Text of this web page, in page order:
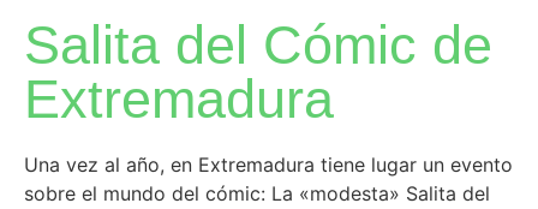
Salita del Cómic de
Extremadura
Una vez al año, en Extremadura tiene lugar un evento
sobre el mundo del cómic: La «modesta» Salita del